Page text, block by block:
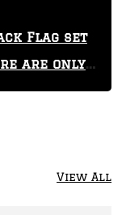
Flag set
are only
View All